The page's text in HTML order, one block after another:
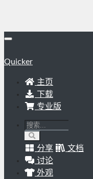
Quicker
主页
下载
专业版
分享
文档
讨论
外观